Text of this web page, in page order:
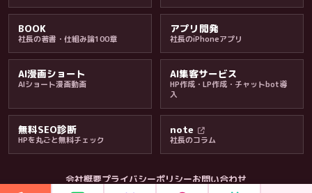
BOOK
社長の著書・仕組み論100章
アプリ開発
社長のiPhoneアプリ
AI漫画ショート
AIショート漫画動画
AI集客サービス
HP作成・LP作成・チャットbot導
入
無料SEO診断
HPを丸ごと無料チェック
note
社長のコラム
会社概要プライバシーポリシーお問い合わせ